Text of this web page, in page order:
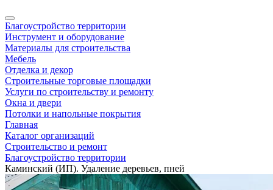
Благоустройство территории
Инструмент и оборудование
Материалы для строительства
Мебель
Отделка и декор
Строительные торговые площадки
Услуги по строительству и ремонту
Окна и двери
Потолки и напольные покрытия
Главная
Каталог организаций
Строительство и ремонт
Благоустройство территории
Каминский (ИП). Удаление деревьев, пней